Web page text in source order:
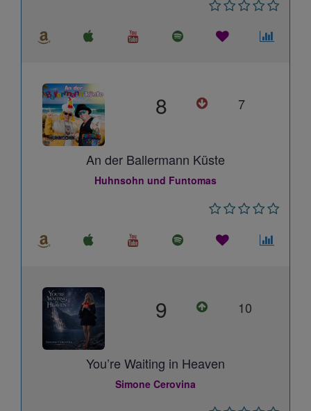
8 7
An der Ballermann Küste
Huhnsohn und Funtomas
9 10
You’re Waiting in Heaven
Simone Cerovina